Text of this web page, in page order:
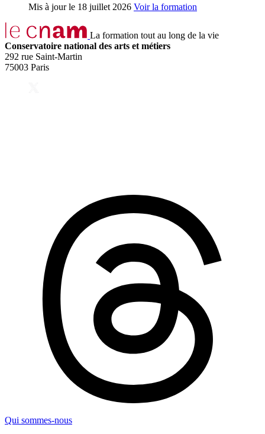
Mis à jour le 18 juillet 2026 Voir la formation
La formation tout au long de la vie
Conservatoire national des arts et métiers
292 rue Saint-Martin
75003 Paris
Qui sommes-nous